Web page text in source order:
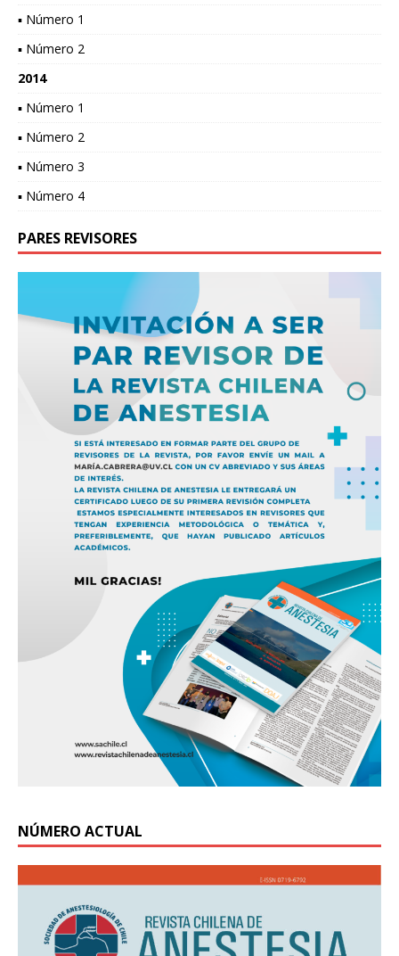
▪ Número 1
▪ Número 2
2014
▪ Número 1
▪ Número 2
▪ Número 3
▪ Número 4
PARES REVISORES
NÚMERO ACTUAL